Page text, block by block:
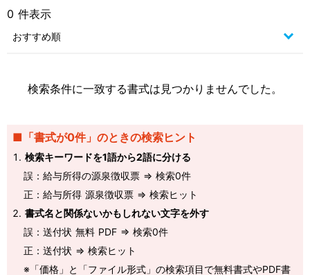
0 件表示
検索条件に一致する書式は見つかりませんでした。
■「書式が0件」のときの検索ヒント
検索キーワードを1語から2語に分ける
誤：給与所得の源泉徴収票 ⇒ 検索0件
正：給与所得 源泉徴収票 ⇒ 検索ヒット
書式名と関係ないかもしれない文字を外す
誤：送付状 無料 PDF ⇒ 検索0件
正：送付状 ⇒ 検索ヒット
※「価格」と「ファイル形式」の検索項目で無料書式やPDF書